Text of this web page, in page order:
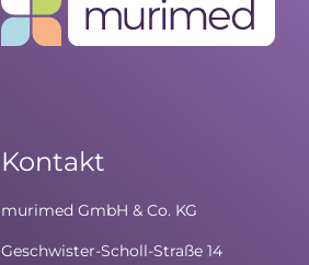
Kontakt
murimed GmbH & Co. KG
Geschwister-Scholl-Straße 14